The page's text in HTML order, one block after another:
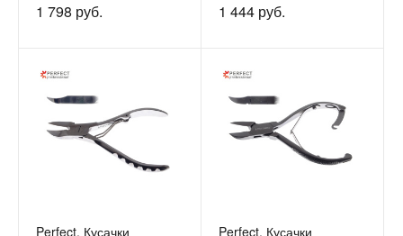
1 798 руб. 1 444 руб.
Perfect, Кусачки
Perfect, Кусачки